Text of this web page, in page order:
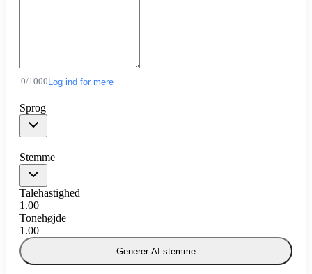
0/1000 Log ind for mere
Sprog
Stemme
Talehastighed
1.00
Tonehøjde
1.00
Generer AI-stemme